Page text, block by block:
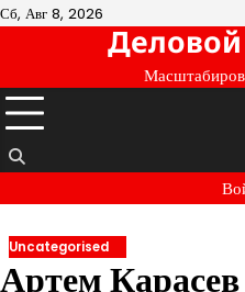
Перейти
Сб, Авг 8, 2026
Uncategorised
Артем